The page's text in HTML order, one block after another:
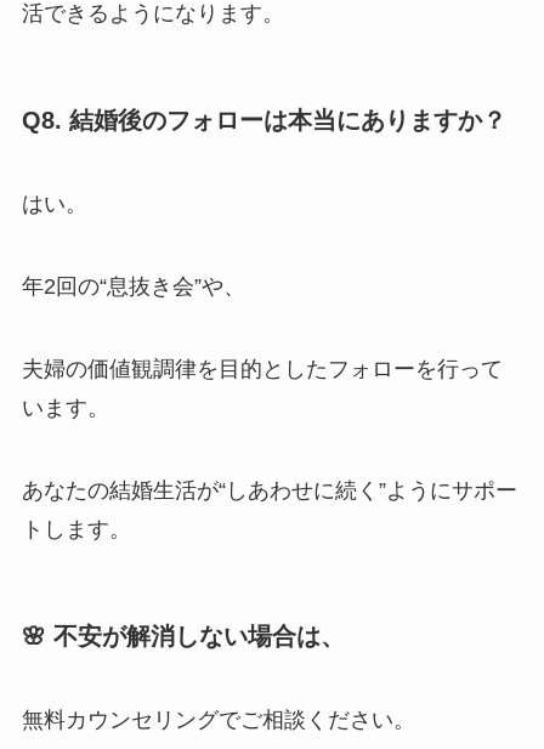
活できるようになります。
Q8. 結婚後のフォローは本当にありますか？
はい。
年2回の“息抜き会”や、
夫婦の価値観調律を目的としたフォローを行って
います。
あなたの結婚生活が“しあわせに続く”ようにサポー
トします。
🌸 不安が解消しない場合は、
無料カウンセリングでご相談ください。